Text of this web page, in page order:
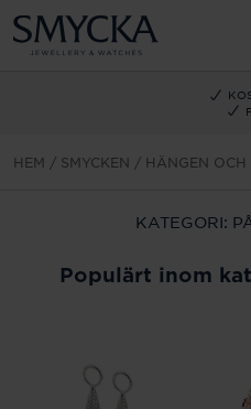
HEM SMYCKEN HÄNGEN OCH
KATEGORI:
Populärt inom